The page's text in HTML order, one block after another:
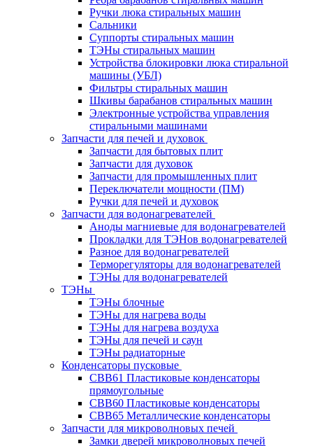
Ручки люка стиральных машин
Сальники
Суппорты стиральных машин
ТЭНы стиральных машин
Устройства блокировки люка стиральной
машины (УБЛ)
Фильтры стиральных машин
Шкивы барабанов стиральных машин
Электронные устройства управления
стиральными машинами
Запчасти для печей и духовок
Запчасти для бытовых плит
Запчасти для духовок
Запчасти для промышленных плит
Переключатели мощности (ПМ)
Ручки для печей и духовок
Запчасти для водонагревателей
Аноды магниевые для водонагревателей
Прокладки для ТЭНов водонагревателей
Разное для водонагревателей
Терморегуляторы для водонагревателей
ТЭНы для водонагревателей
ТЭНы
ТЭНы блочные
ТЭНы для нагрева воды
ТЭНы для нагрева воздуха
ТЭНы для печей и саун
ТЭНы радиаторные
Конденсаторы пусковые
CBB61 Пластиковые конденсаторы
прямоугольные
CBB60 Пластиковые конденсаторы
CBB65 Металлические конденсаторы
Запчасти для микроволновых печей
Замки дверей микроволновых печей